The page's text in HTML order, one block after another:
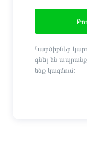
Կարծիքներ
գնել են
ենք կազմում: